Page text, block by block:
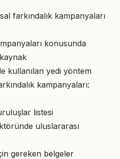
farkındalık kampanyaları
konusunda
kullanılan yedi yöntem
kampanyaları:
listesi
uluslararası
gereken belgeler